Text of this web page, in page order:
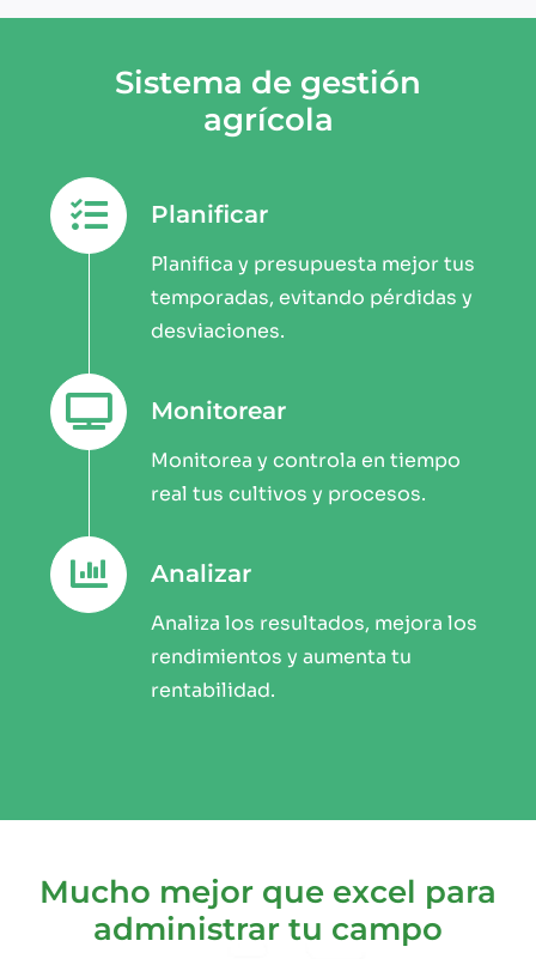
Sistema de gestión
agrícola
Planificar
Planifica y presupuesta mejor tus
temporadas, evitando pérdidas y
desviaciones.
Monitorear
Monitorea y controla en tiempo
real tus cultivos y procesos.
Analizar
Analiza los resultados, mejora los
rendimientos y aumenta tu
rentabilidad.
Mucho mejor que excel para
administrar tu campo